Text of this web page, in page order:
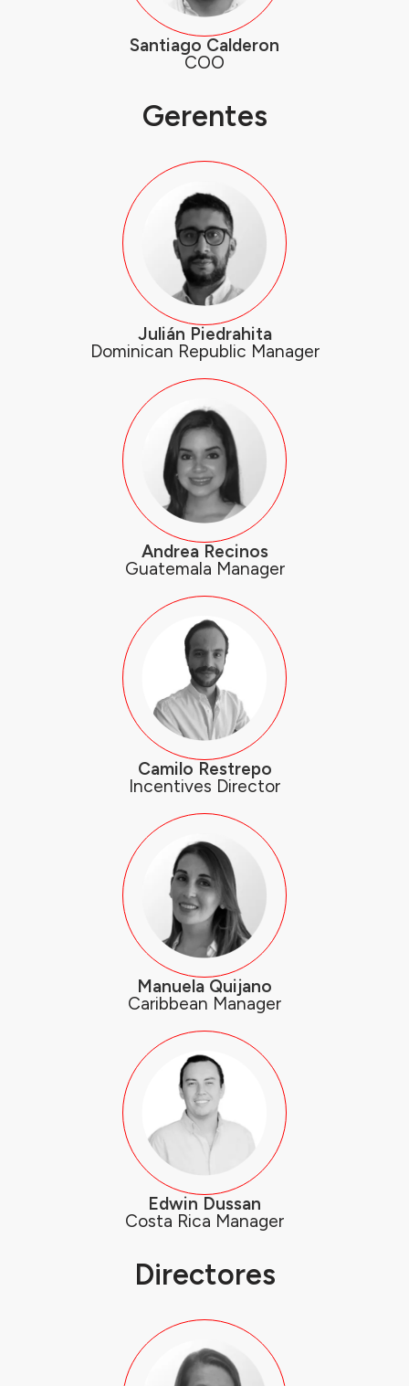
Santiago Calderon
COO
Gerentes
Julián Piedrahita
Dominican Republic Manager
Andrea Recinos
Guatemala Manager
Camilo Restrepo
Incentives Director
Manuela Quijano
Caribbean Manager
Edwin Dussan
Costa Rica Manager
Directores